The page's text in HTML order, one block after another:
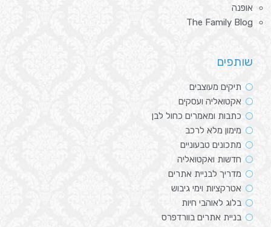
אופנה
The Family Blog
שותפים
תיקים מעוצבים
אקטואליה ועסקים
כתבות ומאמרים כחול לבן
מימון מלא לרכב
מתכונים טבעוניים
חדשות ואקטואליה
מדריך לבניית אתרים
אטרקציות וימי גיבוש
בלוג לאוהבי חיות
בניית אתרים בוורדפרס